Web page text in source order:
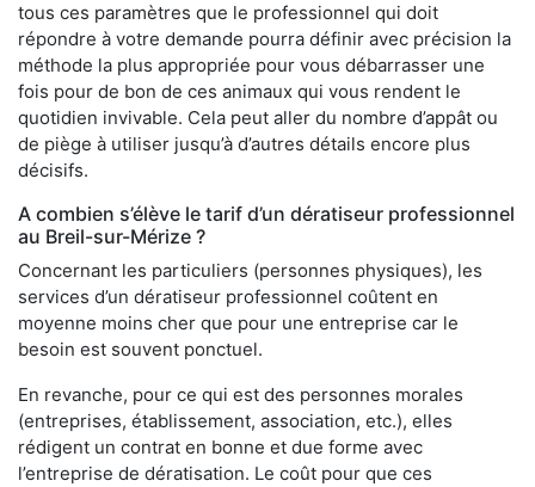
tous ces paramètres que le professionnel qui doit
répondre à votre demande pourra définir avec précision la
méthode la plus appropriée pour vous débarrasser une
fois pour de bon de ces animaux qui vous rendent le
quotidien invivable. Cela peut aller du nombre d’appât ou
de piège à utiliser jusqu’à d’autres détails encore plus
décisifs.
A combien s’élève le tarif d’un dératiseur professionnel
au Breil-sur-Mérize ?
Concernant les particuliers (personnes physiques), les
services d’un dératiseur professionnel coûtent en
moyenne moins cher que pour une entreprise car le
besoin est souvent ponctuel.
En revanche, pour ce qui est des personnes morales
(entreprises, établissement, association, etc.), elles
rédigent un contrat en bonne et due forme avec
l’entreprise de dératisation. Le coût pour que ces